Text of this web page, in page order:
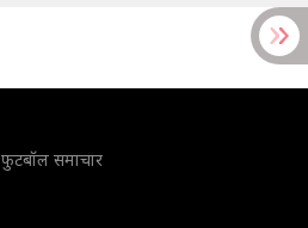
फुटबॉल समाचार